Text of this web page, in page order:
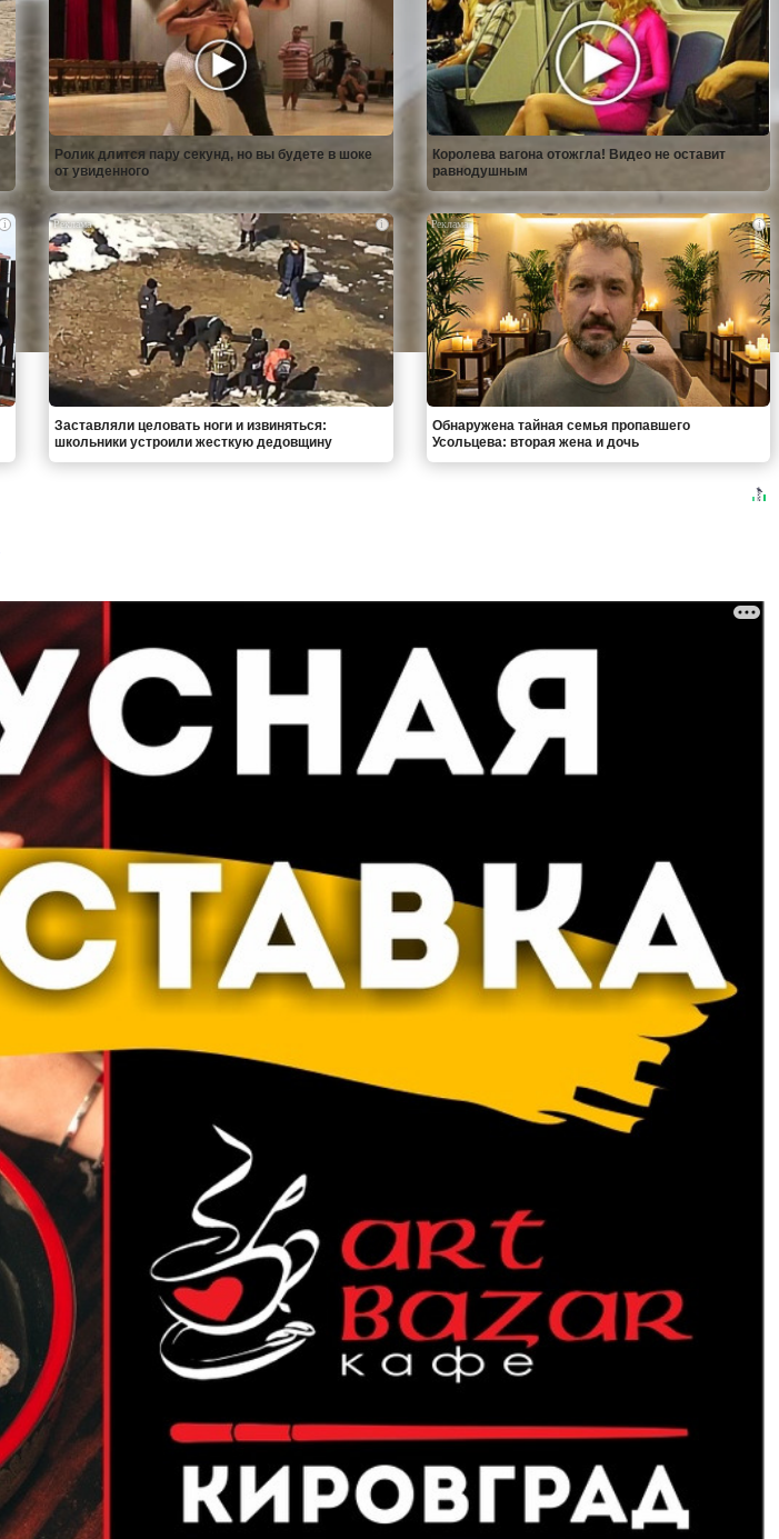
Ролик длится пару секунд, но вы будете в шоке
от увиденного
Королева вагона отожгла! Видео не оставит
равнодушным
i i
Заставляли целовать ноги и извиняться:
школьники устроили жесткую дедовщину
i
Обнаружена тайная семья пропавшего
Усольцева: вторая жена и дочь